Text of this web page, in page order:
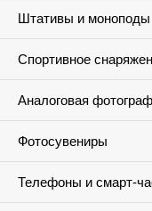
Штативы и моноподы
Спортивное
Аналоговая
Фотосувениры
Телефоны и смарт-